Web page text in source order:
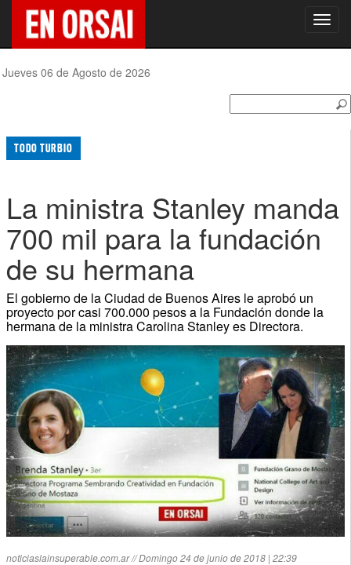
Jueves 06 de Agosto de 2026
TODO TURBIO
La ministra Stanley manda
700 mil para la fundación
de su hermana
El gobierno de la Ciudad de Buenos Aires le aprobó un
proyecto por casi 700.000 pesos a la Fundación donde la
hermana de la ministra Carolina Stanley es Directora.
noticiaslainsuperable.com.ar // Domingo 24 de junio de 2018 | 22:39